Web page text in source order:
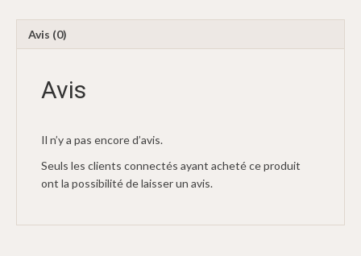
Avis (0)
Avis
Il n’y a pas encore d’avis.
Seuls les clients connectés ayant acheté ce produit
ont la possibilité de laisser un avis.